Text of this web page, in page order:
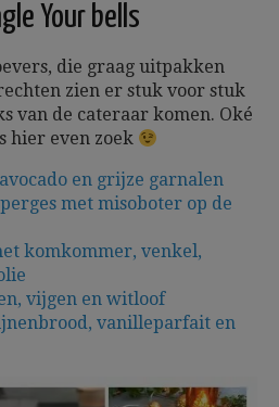
Your bells
die graag uitpakken
zien er stuk voor stuk
van de cateraar komen. Oké
hier even zoek
en grijze garnalen
met misoboter op de
komkommer, venkel,
vijgen en witloof
vanilleparfait en